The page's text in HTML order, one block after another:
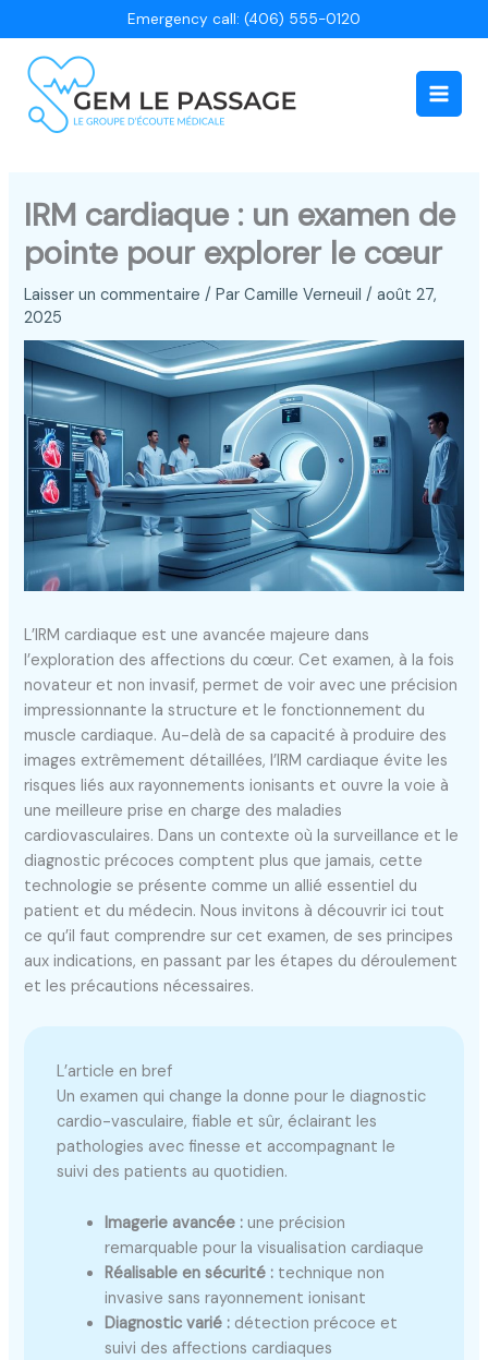
au
contenu
Emergency call: (406) 555-0120
Main
IRM cardiaque : un examen de
pointe pour explorer le cœur
Laisser un commentaire / ParCamille Verneuil/août 27,
2025
L’IRM cardiaque est une avancée majeure dans
l’exploration des affections du cœur. Cet examen, à la fois
novateur et non invasif, permet de voir avec une précision
impressionnante la structure et le fonctionnement du
muscle cardiaque. Au-delà de sa capacité à produire des
images extrêmement détaillées, l’IRM cardiaque évite les
risques liés aux rayonnements ionisants et ouvre la voie à
une meilleure prise en charge des maladies
cardiovasculaires. Dans un contexte où la surveillance et le
diagnostic précoces comptent plus que jamais, cette
technologie se présente comme un allié essentiel du
patient et du médecin. Nous invitons à découvrir ici tout
ce qu’il faut comprendre sur cet examen, de ses principes
aux indications, en passant par les étapes du déroulement
et les précautions nécessaires.
L’article en bref
Un examen qui change la donne pour le diagnostic
cardio-vasculaire, fiable et sûr, éclairant les
pathologies avec finesse et accompagnant le
suivi des patients au quotidien.
Imagerie avancée : une précision
remarquable pour la visualisation cardiaque
Réalisable en sécurité : technique non
invasive sans rayonnement ionisant
Diagnostic varié : détection précoce et
suivi des affections cardiaques